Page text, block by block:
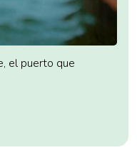
el puerto que